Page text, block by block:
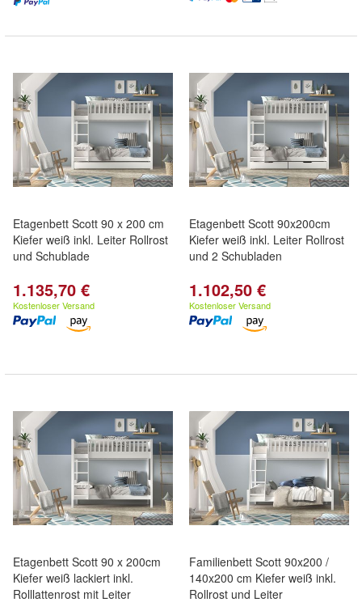
Etagenbett Scott 90 x 200 cm
Kiefer weiß inkl. Leiter Rollrost
und Schublade
1.135,70 €
Kostenloser Versand
Etagenbett Scott 90x200cm
Kiefer weiß inkl. Leiter Rollrost
und 2 Schubladen
1.102,50 €
Kostenloser Versand
Etagenbett Scott 90 x 200cm
Kiefer weiß lackiert inkl.
Rolllattenrost mit Leiter
Familienbett Scott 90x200 /
140x200 cm Kiefer weiß inkl.
Rollrost und Leiter